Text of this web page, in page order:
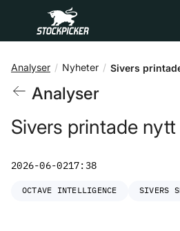
Gå till huvudinnehåll
Analyser Nyheter Sivers
Analyser
Sivers printade nytt
2026-06-0217:38
OCTAVE INTELLIGENCE SIVERS